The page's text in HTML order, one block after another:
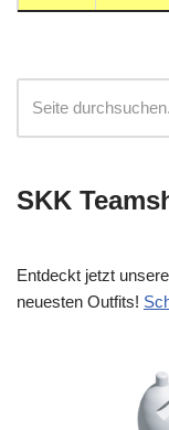
SKK
Entdeckt jetzt
neuesten Outfits!